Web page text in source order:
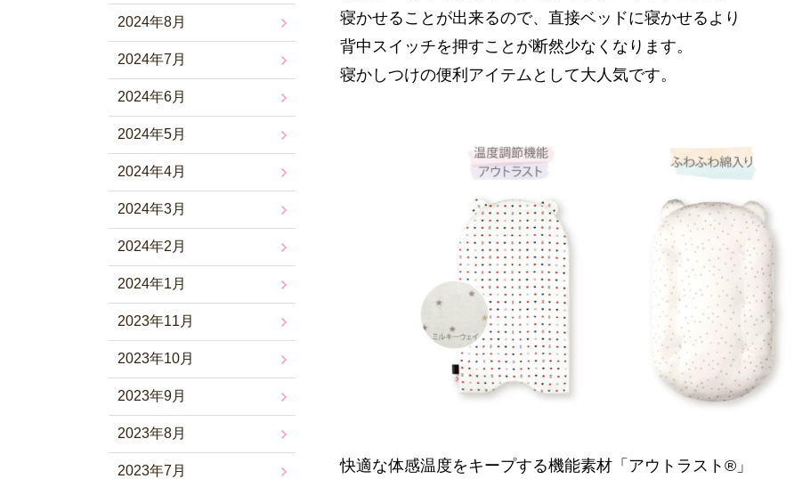
寝かせることが出来るので、直接ベッドに寝かせるより
背中スイッチを押すことが断然少なくなります。
寝かしつけの便利アイテムとして大人気です。
快適な体感温度をキープする機能素材「アウトラスト®」
2024年8月
2024年7月
2024年6月
2024年5月
2024年4月
2024年3月
2024年2月
2024年1月
2023年11月
2023年10月
2023年9月
2023年8月
2023年7月